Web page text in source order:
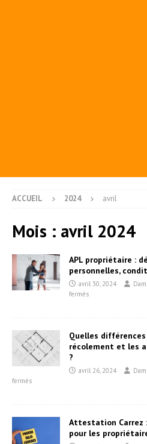
ACCUEIL 2024 avril
Mois : avril 2024
APL propriétaire :
personnelles,
avril 30, 2024
fermés
Quelles
récolement et les
?
avril 26, 2024
fermés
Attestation Carrez
pour les